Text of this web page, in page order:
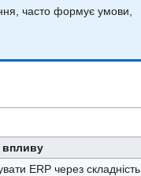
часто формує умови,
ERP через складність